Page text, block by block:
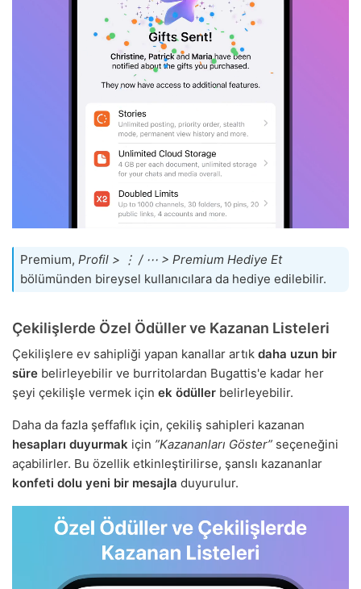
Premium, Profil > ⋮ / ⋯ > Premium Hediye Et
bölümünden bireysel kullanıcılara da hediye edilebilir.
Çekilişlerde Özel Ödüller ve Kazanan Listeleri
Çekilişlere ev sahipliği yapan kanallar artık daha uzun bir
süre belirleyebilir ve burritolardan Bugattis'e kadar her
şeyi çekilişle vermek için ek ödüller belirleyebilir.
Daha da fazla şeffaflık için, çekiliş sahipleri kazanan
hesapları duyurmak için ”Kazananları Göster” seçeneğini
açabilirler. Bu özellik etkinleştirilirse, şanslı kazananlar
konfeti dolu yeni bir mesajla duyurulur.